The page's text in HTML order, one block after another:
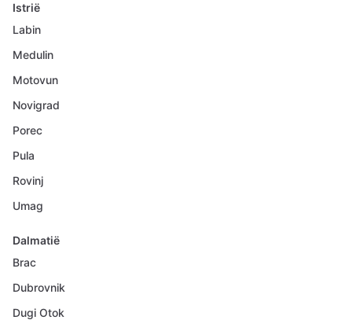
Istrië
Labin
Medulin
Motovun
Novigrad
Porec
Pula
Rovinj
Umag
Dalmatië
Brac
Dubrovnik
Dugi Otok